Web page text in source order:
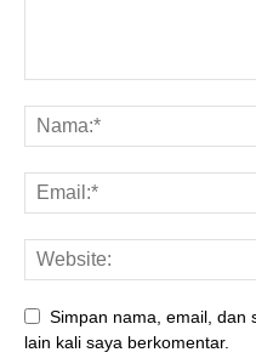
Simpan nama, email, dan
lain kali saya berkomentar.